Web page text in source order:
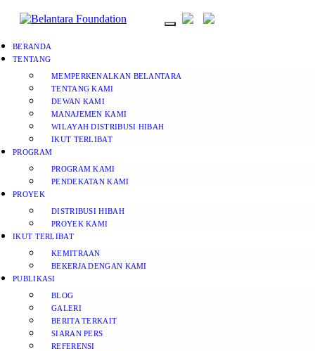
BERANDA
TENTANG
MEMPERKENALKAN BELANTARA
TENTANG KAMI
DEWAN KAMI
MANAJEMEN KAMI
WILAYAH DISTRIBUSI HIBAH
IKUT TERLIBAT
PROGRAM
PROGRAM KAMI
PENDEKATAN KAMI
PROYEK
DISTRIBUSI HIBAH
PROYEK KAMI
IKUT TERLIBAT
KEMITRAAN
BEKERJA DENGAN KAMI
PUBLIKASI
BLOG
GALERI
BERITA TERKAIT
SIARAN PERS
REFERENSI